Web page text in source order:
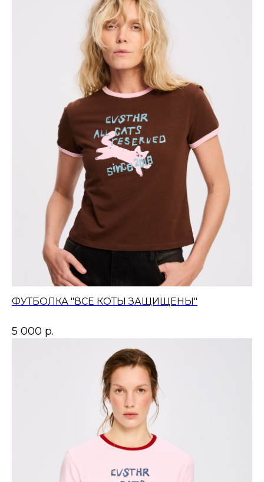
ФУТБОЛКА "ВСЕ КОТЫ ЗАЩИЩЕНЫ"
5 000 р.